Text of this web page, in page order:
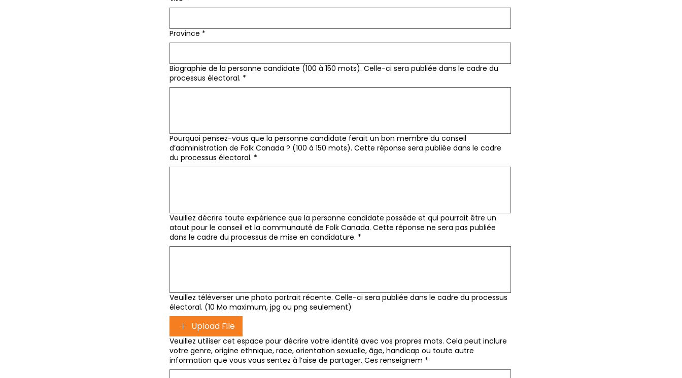
Province *
Biographie de la personne candidate (100 à 150 mots). Celle-ci sera publiée dans le cadre du
processus électoral. *
Pourquoi pensez-vous que la personne candidate ferait un bon membre du conseil
d’administration de Folk Canada ? (100 à 150 mots). Cette réponse sera publiée dans le cadre
du processus électoral. *
Veuillez décrire toute expérience que la personne candidate possède et qui pourrait être un
atout pour le conseil et la communauté de Folk Canada. Cette réponse ne sera pas publiée
dans le cadre du processus de mise en candidature. *
Veuillez téléverser une photo portrait récente. Celle-ci sera publiée dans le cadre du processus
électoral. (10 Mo maximum, jpg ou png seulement)
Upload File
Veuillez utiliser cet espace pour décrire votre identité avec vos propres mots. Cela peut inclure
votre genre, origine ethnique, race, orientation sexuelle, âge, handicap ou toute autre
information que vous vous sentez à l’aise de partager. Ces renseignem *